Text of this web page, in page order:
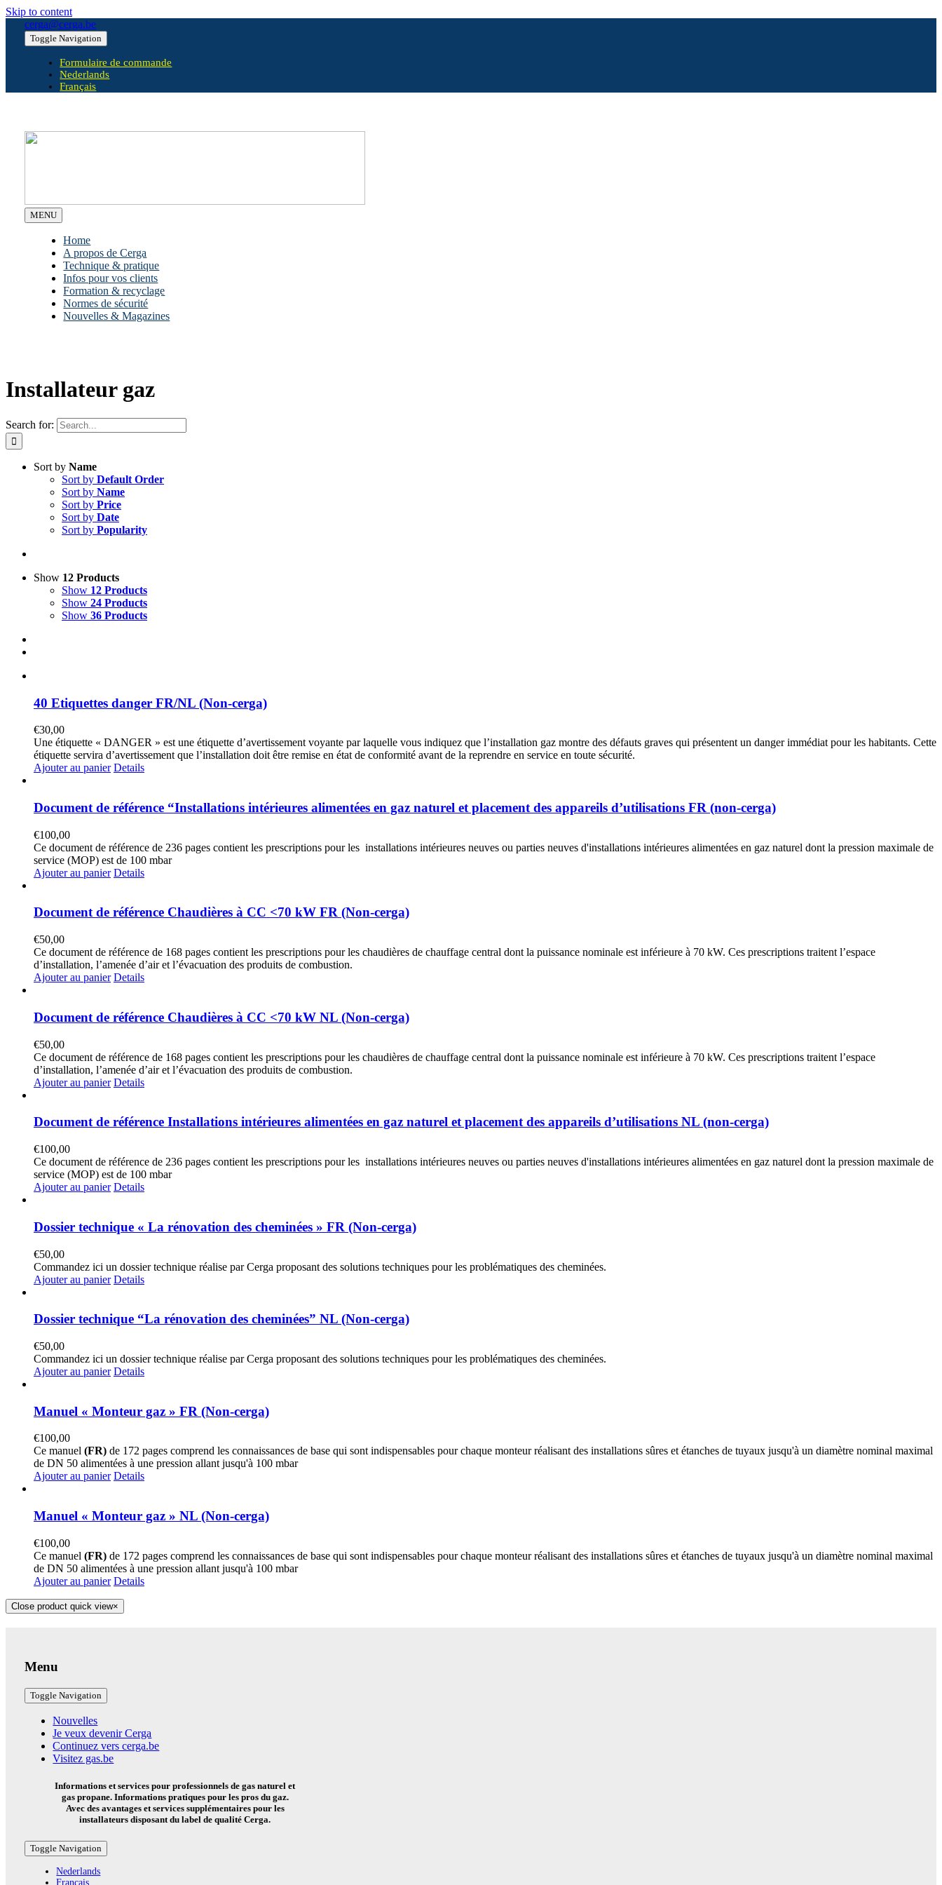
Skip to content
cerga@cerga.be
Toggle Navigation
Formulaire de commande
Nederlands
Français
MENU
Home
A propos de Cerga
Technique & pratique
Infos pour vos clients
Formation & recyclage
Normes de sécurité
Nouvelles & Magazines
Installateur gaz
Search for:
Sort by Name
Sort by Default Order
Sort by Name
Sort by Price
Sort by Date
Sort by Popularity
Show 12 Products
Show 12 Products
Show 24 Products
Show 36 Products
40 Etiquettes danger FR/NL (Non-cerga)
€30,00
Une étiquette « DANGER » est une étiquette d’avertissement voyante par laquelle vous indiquez que l’installation gaz montre des défauts graves qui présentent un danger immédiat pour les habitants. Cette
étiquette servira d’avertissement que l’installation doit être remise en état de conformité avant de la reprendre en service en toute sécurité.
Ajouter au panier Details
Document de référence “Installations intérieures alimentées en gaz naturel et placement des appareils d’utilisations FR (non-cerga)
€100,00
Ce document de référence de 236 pages contient les prescriptions pour les installations intérieures neuves ou parties neuves d'installations intérieures alimentées en gaz naturel dont la pression maximale de
service (MOP) est de 100 mbar
Ajouter au panier Details
Document de référence Chaudières à CC <70 kW FR (Non-cerga)
€50,00
Ce document de référence de 168 pages contient les prescriptions pour les chaudières de chauffage central dont la puissance nominale est inférieure à 70 kW. Ces prescriptions traitent l’espace
d’installation, l’amenée d’air et l’évacuation des produits de combustion.
Ajouter au panier Details
Document de référence Chaudières à CC <70 kW NL (Non-cerga)
€50,00
Ce document de référence de 168 pages contient les prescriptions pour les chaudières de chauffage central dont la puissance nominale est inférieure à 70 kW. Ces prescriptions traitent l’espace
d’installation, l’amenée d’air et l’évacuation des produits de combustion.
Ajouter au panier Details
Document de référence Installations intérieures alimentées en gaz naturel et placement des appareils d’utilisations NL (non-cerga)
€100,00
Ce document de référence de 236 pages contient les prescriptions pour les installations intérieures neuves ou parties neuves d'installations intérieures alimentées en gaz naturel dont la pression maximale de
service (MOP) est de 100 mbar
Ajouter au panier Details
Dossier technique « La rénovation des cheminées » FR (Non-cerga)
€50,00
Commandez ici un dossier technique réalise par Cerga proposant des solutions techniques pour les problématiques des cheminées.
Ajouter au panier Details
Dossier technique “La rénovation des cheminées” NL (Non-cerga)
€50,00
Commandez ici un dossier technique réalise par Cerga proposant des solutions techniques pour les problématiques des cheminées.
Ajouter au panier Details
Manuel « Monteur gaz » FR (Non-cerga)
€100,00
Ce manuel (FR) de 172 pages comprend les connaissances de base qui sont indispensables pour chaque monteur réalisant des installations sûres et étanches de tuyaux jusqu'à un diamètre nominal maximal
de DN 50 alimentées à une pression allant jusqu'à 100 mbar
Ajouter au panier Details
Manuel « Monteur gaz » NL (Non-cerga)
€100,00
Ce manuel (FR) de 172 pages comprend les connaissances de base qui sont indispensables pour chaque monteur réalisant des installations sûres et étanches de tuyaux jusqu'à un diamètre nominal maximal
de DN 50 alimentées à une pression allant jusqu'à 100 mbar
Ajouter au panier Details
Close product quick view×
Menu
Toggle Navigation
Nouvelles
Je veux devenir Cerga
Continuez vers cerga.be
Visitez gas.be
Informations et services pour professionnels de gas naturel et
gas propane. Informations pratiques pour les pros du gaz.
Avec des avantages et services supplémentaires pour les
installateurs disposant du label de qualité Cerga.
Toggle Navigation
Nederlands
Français